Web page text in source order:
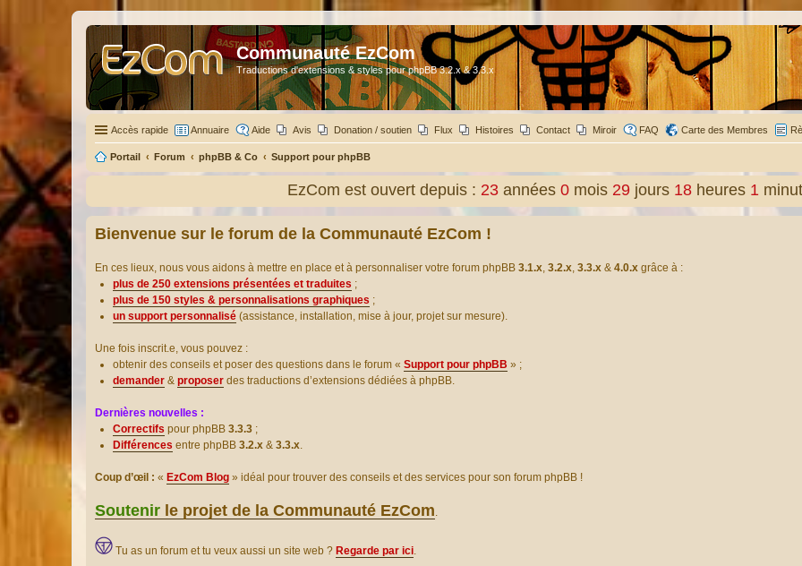
Communauté EzCom
Traductions d'extensions & styles pour phpBB 3.2.x & 3.3.x
Accès rapide Annuaire Aide Avis Donation / soutien Flux Histoires Contact Miroir FAQ Carte des Membres
Portail Forum phpBB & Co Support pour phpBB
EzCom est ouvert depuis : 23 années 0 mois 29 jours 18 heures 1
Bienvenue sur le forum de la Communauté EzCom !
En ces lieux, nous vous aidons à mettre en place et à personnaliser votre forum phpBB 3.1.x, 3.2.x, 3.3.x & 4.0.x grâce à :
plus de 250 extensions présentées et traduites ;
plus de 150 styles & personnalisations graphiques ;
un support personnalisé (assistance, installation, mise à jour, projet sur mesure).
Une fois inscrit.e, vous pouvez :
obtenir des conseils et poser des questions dans le forum « Support pour phpBB » ;
demander & proposer des traductions d’extensions dédiées à phpBB.
Dernières nouvelles :
Correctifs pour phpBB 3.3.3 ;
Différences entre phpBB 3.2.x & 3.3.x.
Coup d’œil : « EzCom Blog » idéal pour trouver des conseils et des services pour son forum phpBB !
Soutenir le projet de la Communauté EzCom.
Tu as un forum et tu veux aussi un site web ? Regarde par ici.